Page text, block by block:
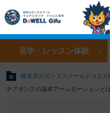
見学・レッスン体験
岐阜市のダンススクールドゥエル
チアダンスの基本アームモーションと